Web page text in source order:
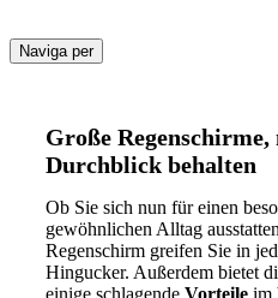
Naviga per
prodottiGroße Regenschirme,
Durchblick behalten
Ob Sie sich nun für einen
gewöhnlichen Alltag
Regenschirm greifen Sie in
Hingucker. Außerdem bietet
einige schlagende Vorteile im